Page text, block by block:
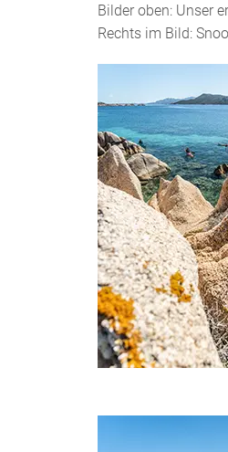
Bilder oben: Unser
Rechts im Bild: